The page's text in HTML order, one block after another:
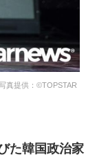
真提供：©TOPSTAR
た韓国政治家